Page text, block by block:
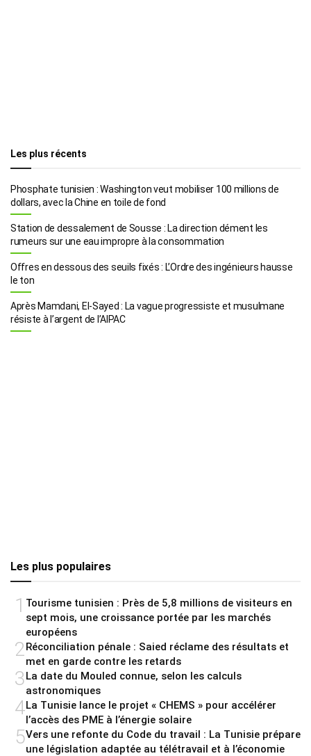
Les plus récents
Phosphate tunisien : Washington veut mobiliser 100 millions de
dollars, avec la Chine en toile de fond
Station de dessalement de Sousse : La direction dément les
rumeurs sur une eau impropre à la consommation
Offres en dessous des seuils fixés : L’Ordre des ingénieurs hausse
le ton
Après Mamdani, El-Sayed : La vague progressiste et musulmane
résiste à l’argent de l’AIPAC
Les plus populaires
1 Tourisme tunisien : Près de 5,8 millions de visiteurs en
sept mois, une croissance portée par les marchés
européens
2Réconciliation pénale : Saied réclame des résultats et
met en garde contre les retards
3La date du Mouled connue, selon les calculs
astronomiques
4La Tunisie lance le projet « CHEMS » pour accélérer
l’accès des PME à l’énergie solaire
5Vers une refonte du Code du travail : La Tunisie prépare
une législation adaptée au télétravail et à l’économie